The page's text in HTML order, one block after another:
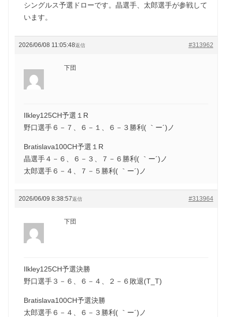
シングルス予選ドローです。晶選手、太郎選手が参戦して
います。
2026/06/08 11:05:48 #313962
返信
下団
Ilkley125CH予選１R
野口選手６－７、６－１、６－３勝利( ｀ー´)ノ
Bratislava100CH予選１R
晶選手４－６、６－３、７－６勝利( ｀ー´)ノ
太郎選手６－４、７－５勝利( ｀ー´)ノ
2026/06/09 8:38:57 #313964
返信
下団
Ilkley125CH予選決勝
野口選手３－６、６－４、２－６敗退(T_T)
Bratislava100CH予選決勝
太郎選手６－４、６－３勝利( ｀ー´)ノ